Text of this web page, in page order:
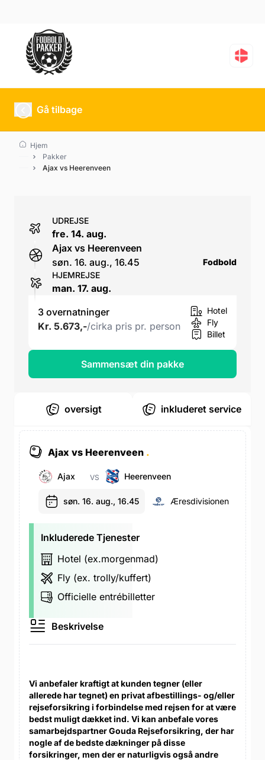
Ajax vs Heerenveen
Gå tilbage
Hjem
Pakker
Ajax vs Heerenveen
oversigt inkluderet service
Ajax vs Heerenveen .
Ajax VS Heerenveen
søn. 16. aug., 16.45 Æresdivisionen
Inkluderede Tjenester
Hotel (ex.morgenmad)
Fly (ex. trolly/kuffert)
Officielle entrébilletter
Beskrivelse
Vi anbefaler kraftigt at kunden tegner (eller
allerede har tegnet) en privat afbestillings- og/eller
rejseforsikring i forbindelse med rejsen for at være
bedst muligt dækket ind. Vi kan anbefale vores
samarbejdspartner Gouda Rejseforsikring, der har
nogle af de bedste dækninger på disse
forsikringer, men der er naturligvis også andre
UDREJSE
fre. 14. aug.
Ajax vs Heerenveen
søn. 16. aug., 16.45
Fodbold
HJEMREJSE
man. 17. aug.
3 overnatninger
Kr. 5.673,-/cirka pris pr. person
Hotel
Fly
Billet
Sammensæt din pakke